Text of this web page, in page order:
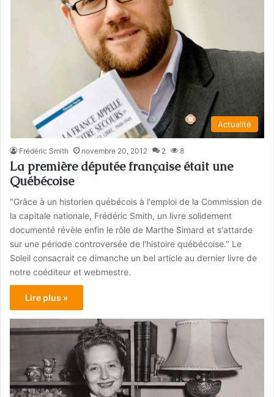
Actualité
Frédéric Smith novembre 20, 2012 2 8
La première députée française était une
Québécoise
"Grâce à un historien québécois à l'emploi de la Commission de
la capitale nationale, Frédéric Smith, un livre solidement
documenté révèle enfin le rôle de Marthe Simard et s'attarde
sur une période controversée de l'histoire québécoise." Le
Soleil consacrait ce dimanche un bel article au dernier livre de
notre coéditeur et webmestre.
Lire plus »